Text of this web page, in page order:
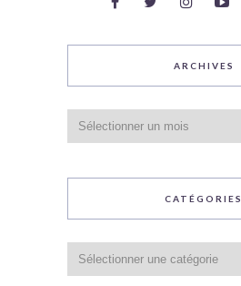
ARCHIVES
CATÉGORIES